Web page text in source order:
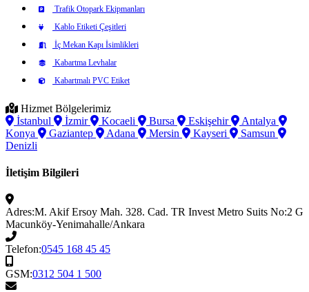
Trafik Otopark Ekipmanları
Kablo Etiketi Çeşitleri
İç Mekan Kapı İsimlikleri
Kabartma Levhalar
Kabartmalı PVC Etiket
Hizmet Bölgelerimiz
İstanbul
İzmir Kocaeli Bursa Eskişehir
Antalya
Konya
Gaziantep Adana Mersin Kayseri
Samsun
Denizli
İletişim Bilgileri
Adres:M. Akif Ersoy Mah. 328. Cad. TR Invest Metro Suits No:2 G
Macunköy-Yenimahalle/Ankara
Telefon:0545 168 45 45
GSM:0312 504 1 500